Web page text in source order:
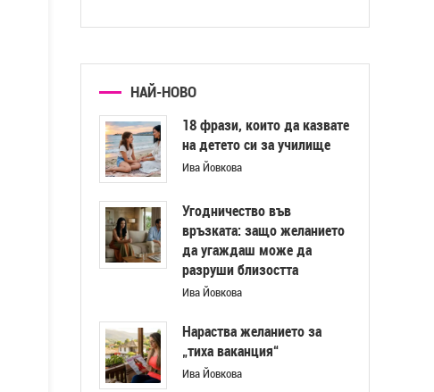
НАЙ-НОВО
18 фрази, които да казвате
на детето си за училище
Ива Йовкова
Угодничество във
връзката: защо желанието
да угаждаш може да
разруши близостта
Ива Йовкова
Нараства желанието за
„тиха ваканция“
Ива Йовкова